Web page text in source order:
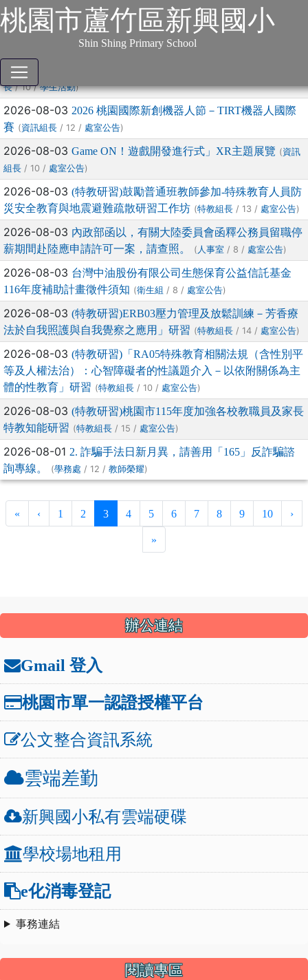
跳到主要內容
網站導覽
桃園市蘆竹區新興國小
Shin Shing Primary School
本站消息 分月文章
文章列表
2026-08-03
長/ 10 /學生活動)
2026-08-03 2026 桃園國際新創機器人節－TIRT機器人國際
賽 (資訊組長 / 12 / 處室公告)
2026-08-03 Game ON！遊戲開發進行式」XR主題展覽 (資訊
組長 / 10 / 處室公告)
2026-08-03 (特教研習)鼓勵普通班教師參加-特殊教育人員防
災安全教育與地震避難疏散研習工作坊 (特教組長 / 13 / 處室公告)
2026-08-03 內政部函以，有關大陸委員會函釋公務員留職停
薪期間赴陸應申請許可一案，請查照。
( 人事室 / 8 / 處室公告)
2026-08-03 台灣中油股份有限公司生態保育公益信託基金
116年度補助計畫徵件須知 (衛生組 / 8 / 處室公告)
2026-08-03 (特教研習)ERB03壓力管理及放鬆訓練－芳香療
法於自我照護與自我覺察之應用」研習 (特教組長 / 14 / 處室公告)
2026-08-03 (特教研習)「RA05特殊教育相關法規（含性別平
等及人權法治）：心智障礙者的性議題介入－以依附關係為主
體的性教育」研習 (特教組長 / 10 / 處室公告)
2026-08-03 (特教研習)桃園市115年度加強各校教職員及家長
特教知能研習 (特教組長 / 15 / 處室公告)
2026-08-01 2. 詐騙手法日新月異，請善用「165」反詐騙諮
詢專線。
(學務處 / 12 / 教師榮耀)
« ‹ 1 2 3(current)
4 5 6 7 8 9 10 ›
»
辦公連結
Gmail 登入
桃園市單一認證授權平台
公文整合資訊系統
雲端差勤
新興國小私有雲端硬碟
學校場地租用
e化消毒登記
事務連結
閱讀專區